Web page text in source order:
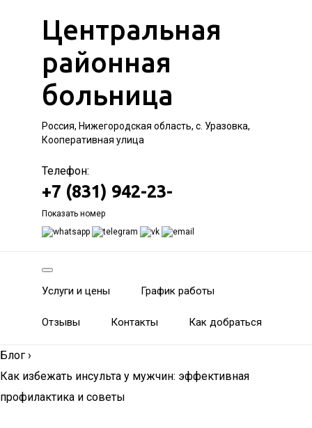
Центральная
районная
больница
Россия, Нижегородская область, с. Уразовка,
Кооперативная улица
Телефон:
+7 (831) 942-23-
Показать номер
Услуги и цены График работы
Отзывы Контакты Как добраться
Блог ›
Как избежать инсульта у мужчин: эффективная
профилактика и советы